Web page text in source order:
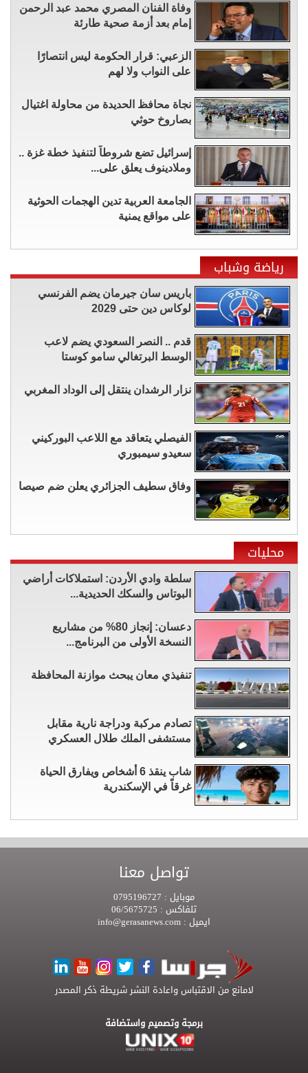
وفاة الفنان المصري محمد عبد الرحمن
إمام بعد أزمة صحية طارئة
الزعبي: قرار الحكومة ليس انتصارًا
على النواب ولا لهم
نجاة محافظ الحديدة من محاولة اغتيال
بصاروخ حوثي
إسرائيل تضع شروطاً لتنفيذ خطة غزة ..
وملادينوف يعلق على...
الجامعة العربية تدين الهجمات الحوثية
على مواقع يمنية
رياضة وشباب
باريس سان جيرمان يضم الفرنسي
لوكاس دين حتى 2029
قدم .. النصر السعودي يضم لاعب
الوسط البرتغالي سامو كوستا
نزار الرشدان ينتقل إلى الوداد المغربي
الفيصلي يتعاقد مع اللاعب البوركيني
سعيدو سيمبوري
وفاق سطيف الجزائري يعلن ضم صيصا
محليات
سلطة وادي الأردن: استملاكات أراضي
البوتاس والسكك الحديدية...
دعسان: إنجاز 80% من مشاريع
النسخة الأولى من البرنامج...
تنفيذي معان يبحث موازنة المحافظة
تصادم مركبة ودراجة نارية مقابل
مستشفى الملك طلال العسكري
شاب ينقذ 6 أشخاص ويفارق الحياة
غرقاً في الإسكندرية
تواصل معنا
موبايل :
تلفاكس :
ايميل :
لامانع من الاقتباس واعادة النشر شريطة ذكر المصدر
برمجة وتصميم واستضافة